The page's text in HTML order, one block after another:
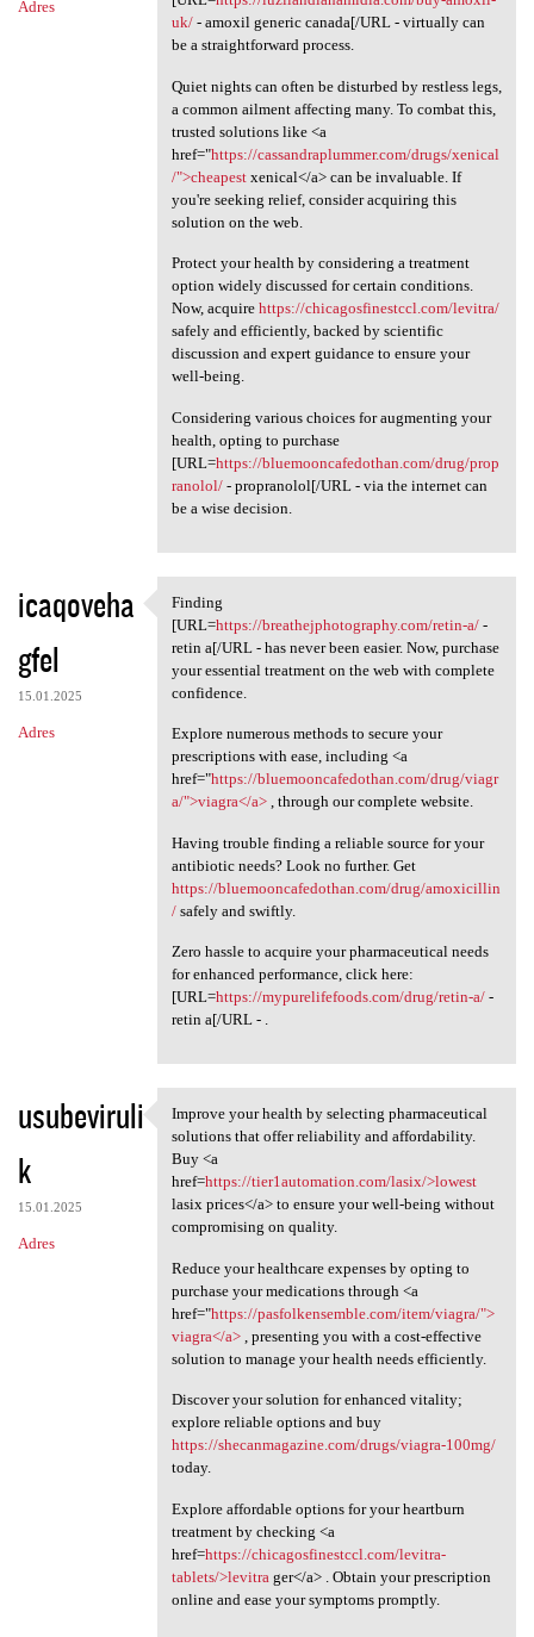
Adres
uk/- amoxil generic canada[/URL - virtually can
be a straightforward process.
Quiet nights can often be disturbed by restless legs,
a common ailment affecting many. To combat this,
trusted solutions like <a
href="https://cassandraplummer.com/drugs/xenical
/">cheapestxenical</a> can be invaluable. If
you're seeking relief, consider acquiring this
solution on the web.
Protect your health by considering a treatment
option widely discussed for certain conditions.
Now, acquire https://chicagosfinestccl.com/levitra/
safely and efficiently, backed by scientific
discussion and expert guidance to ensure your
well-being.
Considering various choices for augmenting your
health, opting to purchase
[URL=https://bluemooncafedothan.com/drug/prop
ranolol/- propranolol[/URL - via the internet can
be a wise decision.
icaqoveha
gfel
15.01.2025
Adres
Finding [URL=https:/
Finding
[URL=https://breathejphotography.com/retin-a/-
retin a[/URL - has never been easier. Now, purchase
your essential treatment on the web with complete
confidence.
Explore numerous methods to secure your
prescriptions with ease, including <a
href="https://bluemooncafedothan.com/drug/viagr
a/">viagra</a>, through our complete website.
Having trouble finding a reliable source for your
antibiotic needs? Look no further. Get
https://bluemooncafedothan.com/drug/amoxicillin
/safely and swiftly.
Zero hassle to acquire your pharmaceutical needs
for enhanced performance, click here:
[URL=https://mypurelifefoods.com/drug/retin-a/-
retin a[/URL - .
usubeviruli
k
15.01.2025
Adres
Improve your health by
Improve your health by selecting pharmaceutical
solutions that offer reliability and affordability.
Buy <a
href=https://tier1automation.com/lasix/>lowest
lasix prices</a> to ensure your well-being without
compromising on quality.
Reduce your healthcare expenses by opting to
purchase your medications through <a
href="https://pasfolkensemble.com/item/viagra/">
viagra</a>, presenting you with a cost-effective
solution to manage your health needs efficiently.
Discover your solution for enhanced vitality;
explore reliable options and buy
https://shecanmagazine.com/drugs/viagra-100mg/
today.
Explore affordable options for your heartburn
treatment by checking <a
href=https://chicagosfinestccl.com/levitra-
tablets/>levitra ger</a> . Obtain your prescription
online and ease your symptoms promptly.